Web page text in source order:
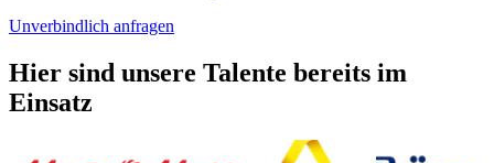
Unverbindlich anfragen
Hier sind unsere Talente bereits im
Einsatz